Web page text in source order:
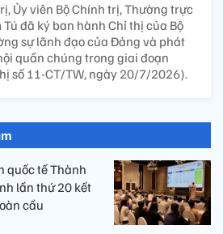
Ủy viên Bộ Chính trị, Thường trực
Tú đã ký ban hành Chỉ thị của Bộ
sự lãnh đạo của Đảng và phát
quần chúng trong giai đoạn
số 11-CT/TW, ngày 20/7/2026).
quốc tế Thành
lần thứ 20 kết
cầu